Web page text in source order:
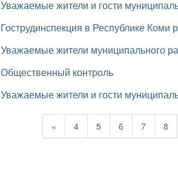
Уважаемые жители и гости
Гострудинспекция в Республике Коми
Уважаемые жители муниципального
Общественный контроль
Уважаемые жители и гости
« 4 5 6 7 8